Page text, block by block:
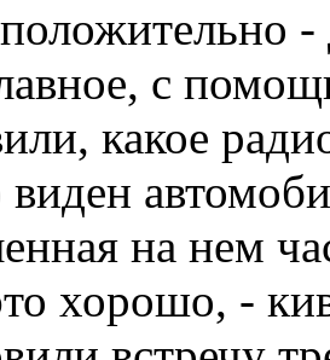
с
какое
на нем
хорошо, -